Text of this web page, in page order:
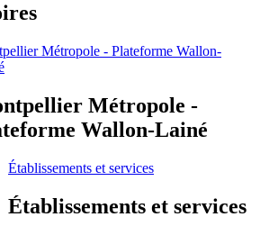
Métropole - Plateforme Wallon-
Métropole -
Wallon-Lainé
Établissements et services
Établissements et services